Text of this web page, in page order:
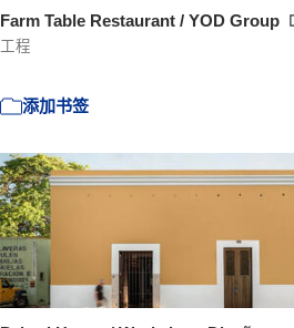
Farm Table Restaurant / YOD Group
工程
添加书签